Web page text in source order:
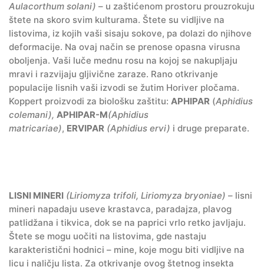
Aulacorthum solani) – u zaštićenom prostoru prouzrokuju
štete na skoro svim kulturama. Štete su vidljive na
listovima, iz kojih vaši sisaju sokove, pa dolazi do njihove
deformacije. Na ovaj način se prenose opasna virusna
oboljenja. Vaši luče mednu rosu na kojoj se nakupljaju
mravi i razvijaju gljivične zaraze. Rano otkrivanje
populacije lisnih vaši izvodi se žutim Horiver pločama.
Koppert proizvodi za biološku zaštitu: APHIPAR (Aphidius
colemani), APHIPAR-M(Aphidius
matricariae), ERVIPAR (Aphidius ervi) i druge preparate.
LISNI MINERI (Liriomyza trifoli, Liriomyza bryoniae) – lisni
mineri napadaju useve krastavca, paradajza, plavog
patlidžana i tikvica, dok se na paprici vrlo retko javljaju.
Štete se mogu uočiti na listovima, gde nastaju
karakteristični hodnici – mine, koje mogu biti vidljive na
licu i naličju lista. Za otkrivanje ovog štetnog insekta